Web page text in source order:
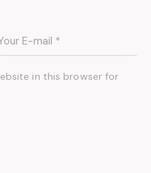
in this browser for